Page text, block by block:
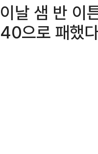
이날 샘 반 이
40으로 패했